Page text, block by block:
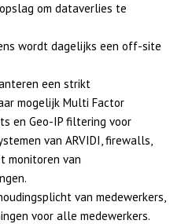
om dataverlies te
wordt dagelijks een off-site
een strikt
mogelijk Multi Factor
en Geo-IP filtering voor
van ARVIDI, firewalls,
monitoren van
van medewerkers,
voor alle medewerkers.